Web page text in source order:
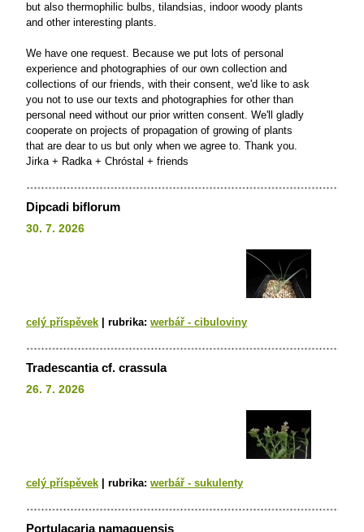
but also thermophilic bulbs, tilandsias, indoor woody plants
and other interesting plants.
We have one request. Because we put lots of personal
experience and photographies of our own collection and
collections of our friends, with their consent, we'd like to ask
you not to use our texts and photographies for other than
personal need without our prior written consent. We'll gladly
cooperate on projects of propagation of growing of plants
that are dear to us but only when we agree to. Thank you.
Jirka + Radka + Chróstal + friends
Dipcadi biflorum
30. 7. 2026
celý příspěvek rubrika: werbář - cibuloviny
Tradescantia cf. crassula
26. 7. 2026
celý příspěvek rubrika: werbář - sukulenty
Portulacaria namaquensis